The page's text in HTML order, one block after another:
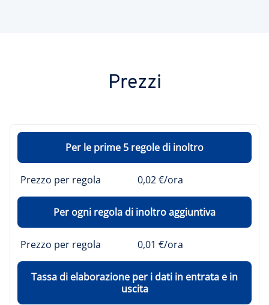
Prezzi
Per le prime 5 regole di inoltro
Prezzo per regola 0,02 €/ora
Per ogni regola di inoltro aggiuntiva
Prezzo per regola 0,01 €/ora
Tassa di elaborazione per i dati in entrata e in
uscita